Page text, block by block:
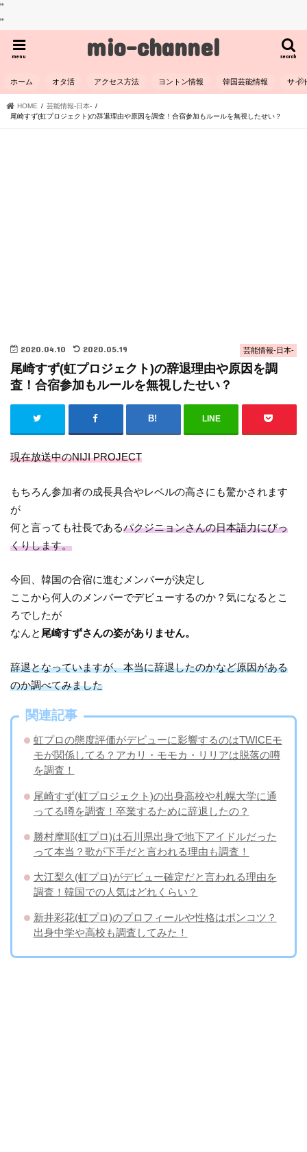
"
"
mio-channel search
menu
ホーム オタ活 アクセス方法 ヨントン情報 韓国芸能情報 サイ
HOME
芸能情報-日本-
尾崎すず(虹プロジェクト)の辞退理由や原因を調査！合宿参加もルールを無視したせい？
芸能情報-日本-
2020.04.10 2020.05.19
尾崎すず(虹プロジェクト)の辞退理由や原因を調
査！合宿参加もルールを無視したせい？
LINE
現在放送中のNIJI PROJECT
もちろん参加者の成長具合やレベルの高さにも驚かされます
が
何と言っても社長であるパクジニョンさんの日本語力にびっ
くりします。
今回、韓国の合宿に進むメンバーが決定し
ここから何人のメンバーでデビューするのか？気になるとこ
ろでしたが
なんと 尾崎すずさんの姿がありません。
辞退となっていますが、本当に辞退したのかなど原因がある
のか調べてみました
関連記事
虹プロの態度評価がデビューに影響するのはTWICEモ
モが関係してる？アカリ・モモカ・リリアは脱落の噂
を調査！
尾崎すず(虹プロジェクト)の出身高校や札幌大学に通
ってる噂を調査！卒業するために辞退したの？
勝村摩耶(虹プロ)は石川県出身で地下アイドルだった
って本当？歌が下手だと言われる理由も調査！
大江梨久(虹プロ)がデビュー確定だと言われる理由を
調査！韓国での人気はどれくらい？
新井彩花(虹プロ)のプロフィールや性格はポンコツ？
出身中学や高校も調査してみた！